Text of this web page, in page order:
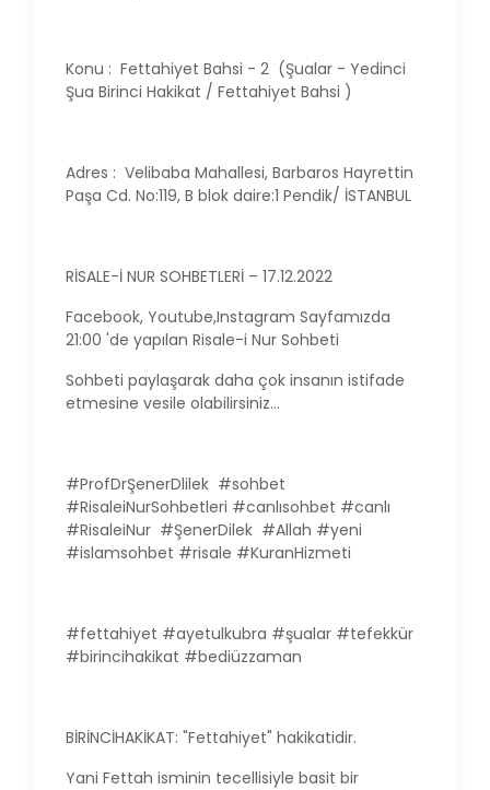
Konu : Fettahiyet Bahsi - 2 (Şualar - Yedinci
Şua Birinci Hakikat / Fettahiyet Bahsi )
Adres : Velibaba Mahallesi, Barbaros Hayrettin
Paşa Cd. No:119, B blok daire:1 Pendik/ İSTANBUL
RİSALE-İ NUR SOHBETLERİ – 17.12.2022
Facebook, Youtube,Instagram Sayfamızda
21:00 'de yapılan Risale-i Nur Sohbeti
Sohbeti paylaşarak daha çok insanın istifade
etmesine vesile olabilirsiniz...
#ProfDrŞenerDlilek #sohbet
#RisaleiNurSohbetleri #canlısohbet #canlı
#RisaleiNur #ŞenerDilek #Allah #yeni
#islamsohbet #risale #KuranHizmeti
#fettahiyet #ayetulkubra #şualar #tefekkür
#birincihakikat #bediüzzaman
BİRİNCİHAKİKAT: "Fettahiyet" hakikatidir.
Yani Fettah isminin tecellisiyle basit bir